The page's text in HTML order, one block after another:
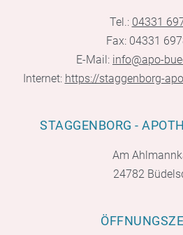
Tel.: 04331
Fax: 04331
E-Mail: info@apo-
Internet: https://staggenborg-
STAGGENBORG -
Am
24782